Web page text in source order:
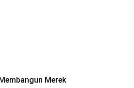
Merek